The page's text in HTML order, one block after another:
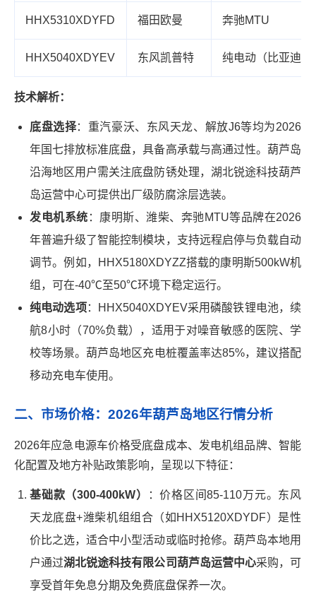
HHX5310XDYFD 福田欧曼 奔驰MTU
HHX5040XDYEV 东风凯普特 纯电动（比亚迪电
技术解析：
底盘选择：重汽豪沃、东风天龙、解放J6等均为2026
年国七排放标准底盘，具备高承载与高通过性。葫芦岛
沿海地区用户需关注底盘防锈处理，湖北锐途科技葫芦
岛运营中心可提供出厂级防腐涂层选装。
发电机系统 ：康明斯、潍柴、奔驰MTU等品牌在2026
年普遍升级了智能控制模块，支持远程启停与负载自动
调节。例如，HHX5180XDYZZ搭载的康明斯500kW机
组，可在-40℃至50℃环境下稳定运行。
纯电动选项 ：HHX5040XDYEV采用磷酸铁锂电池，续
航8小时（70%负载），适用于对噪音敏感的医院、学
校等场景。葫芦岛地区充电桩覆盖率达85%，建议搭配
移动充电车使用。
二、市场价格：2026年葫芦岛地区行情分析
2026年应急电源车价格受底盘成本、发电机组品牌、智能
化配置及地方补贴政策影响，呈现以下特征：
基础款（300-400kW）
：价格区间85-110万元。东风
天龙底盘+潍柴机组组合（如HHX5120XDYDF）是性
价比之选，适合中小型活动或临时抢修。葫芦岛本地用
户通过湖北锐途科技有限公司葫芦岛运营中心采购，可
享受首年免息分期及免费底盘保养一次。